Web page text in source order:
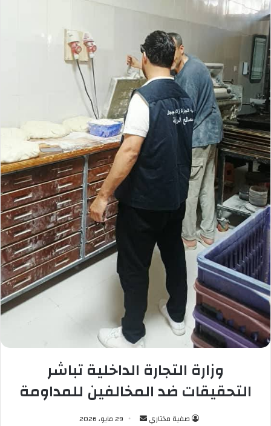
وزارة التجارة الداخلية تباشر
التحقيقات ضد المخالفين للمداومة
صفية مختاري 29 مايو، 2026